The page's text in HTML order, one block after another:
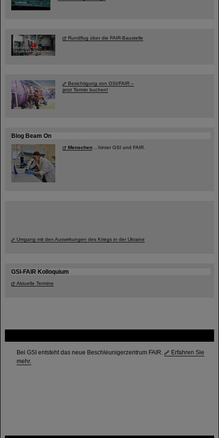
Bei GSI entsteht das neue Beschleunigerzentrum FAIR.
Erfahren Sie
mehr.
Rundflug über die FAIR-Baustelle
Besichtigung von GSI/FAIR –
jetzt Termin buchen!
Blog Beam On
Menschen ...hinter GSI und FAIR.
Umgang mit den Auswirkungen des Kriegs in der Ukraine
GSI-FAIR Kolloquium
Aktuelle Termine